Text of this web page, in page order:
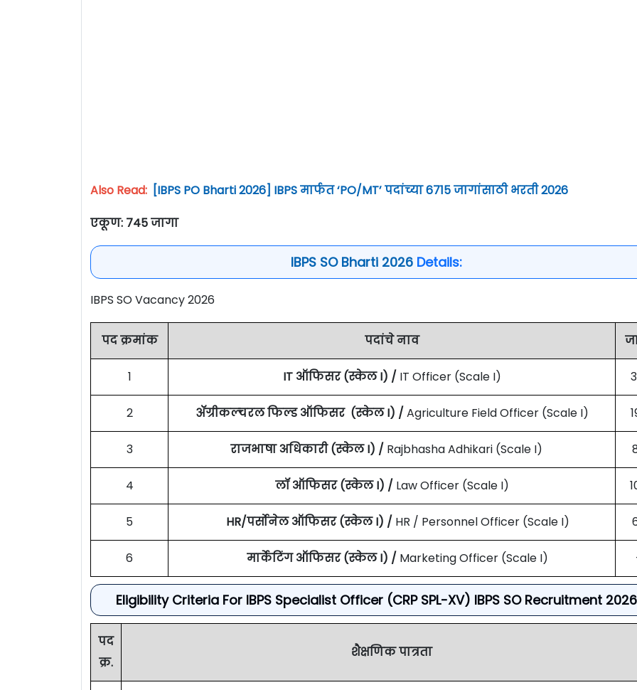
Also Read: [IBPS PO Bharti 2026] IBPS मार्फत ‘PO/MT’ पदांच्या 6715 जागांसाठी भरती 2026
एकूण: 745 जागा
IBPS SO Bharti 2026 Details:
IBPS SO Vacancy 2026
पद क्रमांक पदांचे नाव
1 IT ऑफिसर (स्केल I) / IT Officer (Scale I)
2 ॲग्रीकल्चरल फिल्ड ऑफिसर (स्केल I) / Agriculture Field Officer (Scale I)
3 राजभाषा अधिकारी (स्केल I) / Rajbhasha Adhikari (Scale I)
4 लॉ ऑफिसर (स्केल I) / Law Officer (Scale I)
5 HR/पर्सोनेल ऑफिसर (स्केल I) / HR / Personnel Officer (Scale I)
6 मार्केटिंग ऑफिसर (स्केल I) / Marketing Officer (Scale I)
Eligibility Criteria For IBPS Specialist Officer (CRP SPL-XV) IBPS SO Recruitment 2026
पद
क्र.
शैक्षणिक पात्रता